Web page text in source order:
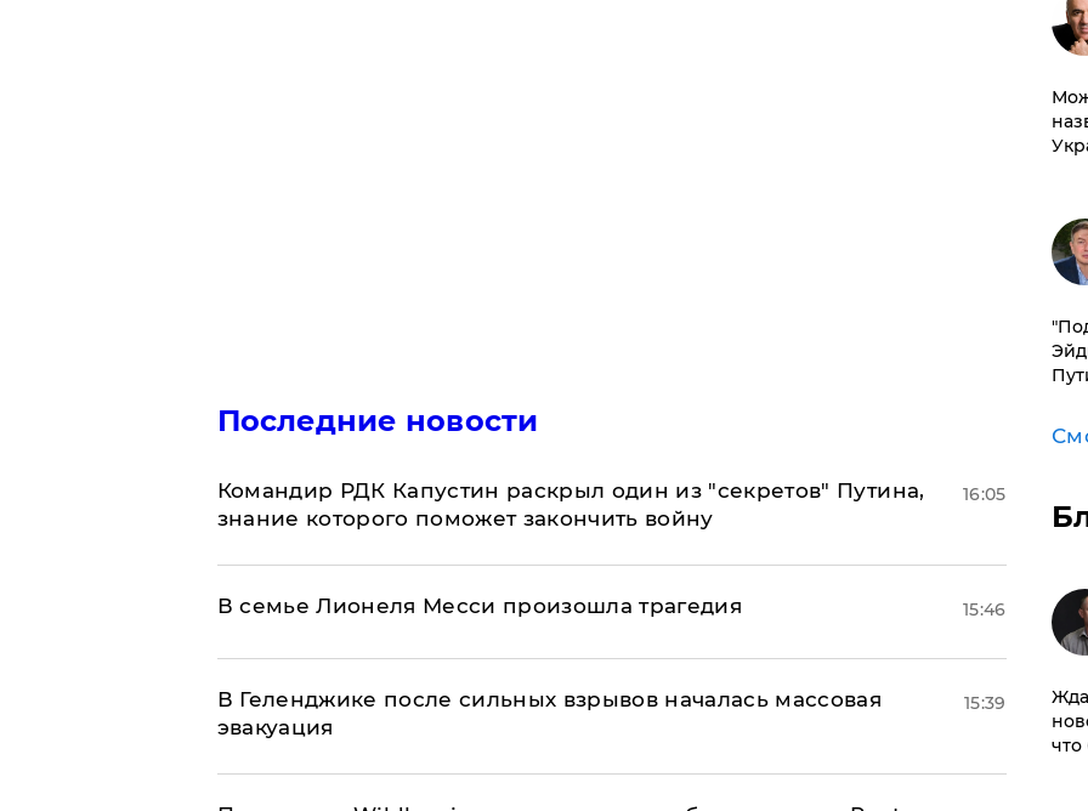
Последние новости
Командир РДК Капустин раскрыл один из "секретов" Путина,
знание которого поможет закончить войну
16:05
В семье Лионеля Месси произошла трагедия 15:46
В Геленджике после сильных взрывов началась массовая
эвакуация
15:39
что